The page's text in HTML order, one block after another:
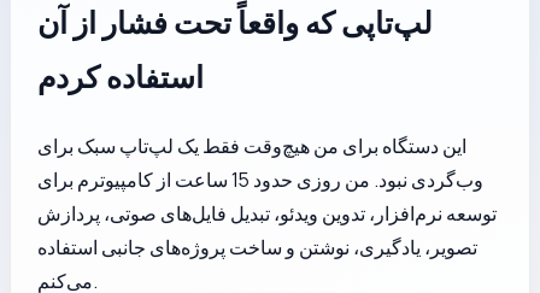
لپ‌تاپی که واقعاً تحت فشار از آن
استفاده کردم
این دستگاه برای من هیچ‌وقت فقط یک لپ‌تاپ سبک برای
وب‌گردی نبود. من روزی حدود 15 ساعت از کامپیوترم برای
توسعه نرم‌افزار، تدوین ویدئو، تبدیل فایل‌های صوتی، پردازش
تصویر، یادگیری، نوشتن و ساخت پروژه‌های جانبی استفاده
می‌کنم.